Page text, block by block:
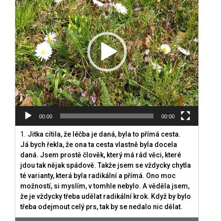
00:00 00:00
1. Jitka cítila, že léčba je daná, byla to přímá cesta.
Já bych řekla, že ona ta cesta vlastně byla docela
daná. Jsem prostě člověk, který má rád věci, které
jdou tak nějak spádově. Takže jsem se vždycky chytla
té varianty, která byla radikální a přímá. Ono moc
možností, si myslím, v tomhle nebylo. A věděla jsem,
že je vždycky třeba udělat radikální krok. Když by bylo
třeba odejmout celý prs, tak by se nedalo nic dělat.